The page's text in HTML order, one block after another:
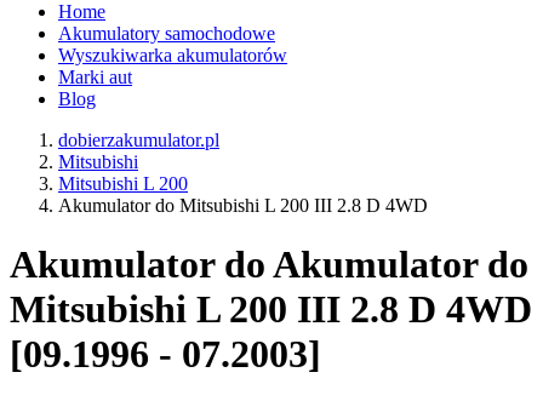
Home
Akumulatory samochodowe
Wyszukiwarka akumulatorów
Marki aut
Blog
dobierzakumulator.pl
Mitsubishi
Mitsubishi L 200
Akumulator do Mitsubishi L 200 III 2.8 D 4WD
Akumulator do Akumulator do
Mitsubishi L 200 III 2.8 D 4WD
[09.1996 - 07.2003]